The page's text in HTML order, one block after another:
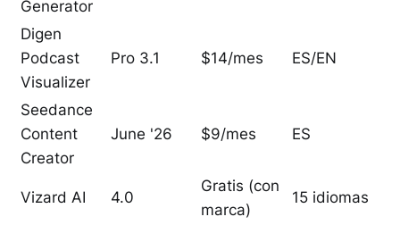
Generator
Digen
Podcast
Visualizer
Pro 3.1 $14/mes ES/EN
Seedance
Content
Creator
June '26 $9/mes ES
Vizard AI 4.0
Gratis (con
marca)
15 idiomas